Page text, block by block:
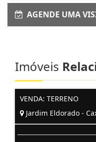
AGENDE UMA
Imóveis
VENDA: TERRENO
Jardim Eldorado -